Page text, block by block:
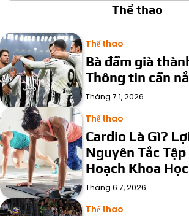
Thể thao
Thể thao
Bà đầm già
Thông tin cần
Tháng 7 1, 2026
Thể thao
Cardio Là Gì?
Nguyên Tắc
Hoạch Khoa Học
Tháng 6 7, 2026
Thể thao